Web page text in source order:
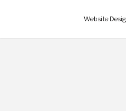
Website